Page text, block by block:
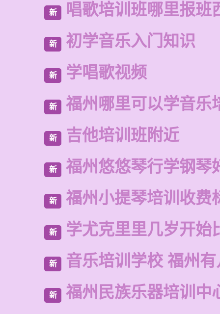
新 唱歌培训班哪里报班
新 初学音乐入门知识
新 学唱歌视频
新 福州哪里可以学音乐
新 吉他培训班附近
新 福州悠悠琴行学钢琴
新 福州小提琴培训收费
新 学尤克里里几岁开始
新 音乐培训学校 福州
新 福州民族乐器培训中